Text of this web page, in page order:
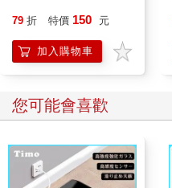
79 折 特價 150 元
加入購物車
您可能會喜歡